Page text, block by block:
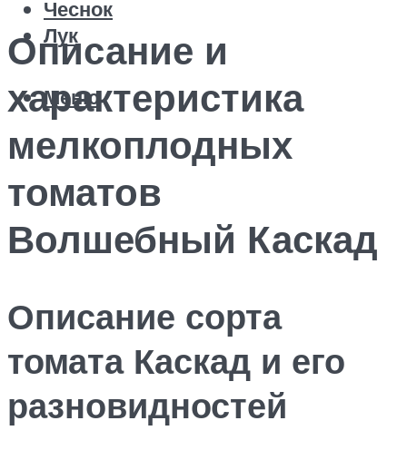
Чеснок
Лук
Меню
Описание и
характеристика
мелкоплодных
томатов
Волшебный Каскад
Описание сорта
томата Каскад и его
разновидностей